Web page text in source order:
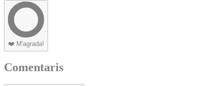
❤️ M'agrada!
Comentaris